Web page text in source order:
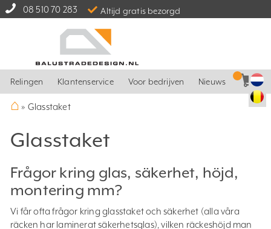
08 510 70 283 Altijd gratis bezorgd
Relingen Klantenservice Voor bedrijven Nieuws
⌂ » Glasstaket
Glasstaket
Frågor kring glas, säkerhet, höjd,
montering mm?
Vi får ofta frågor kring glasstaket och säkerhet (alla våra
räcken har laminerat säkerhetsglas), vilken räckeshöjd man